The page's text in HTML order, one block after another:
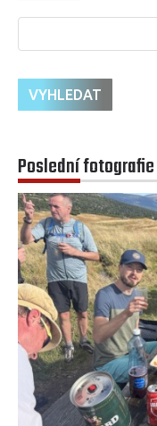
Poslední fotografie